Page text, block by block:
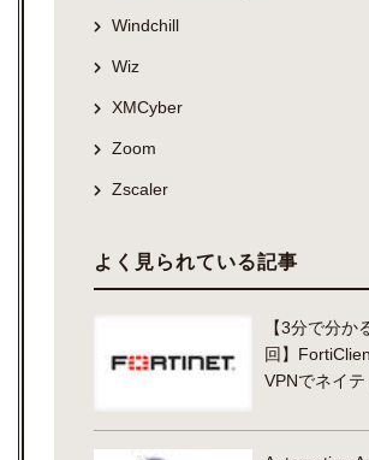
Windchill
Wiz
XMCyber
Zoom
Zscaler
よく見られている記事
【3分で分か
回】
VPNでネイ